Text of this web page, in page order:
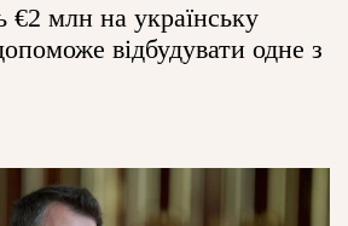
€2 млн на українську
відбудувати одне з